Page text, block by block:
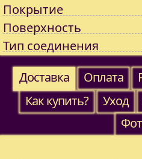
Покрытие
Поверхность
Тип соединения
Доставка
Оплата
Как купить?
Уход